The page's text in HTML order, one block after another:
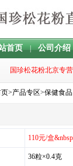
首页 | 公司介绍
国珍松花粉北京专
>产品专区>保健食品
110元/盒
36粒×0.4克